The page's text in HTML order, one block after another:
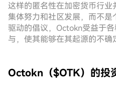
这样的匿名性在加密货币行
集体努力和社区发展，而不是
驱动的倡议，Octokn受益于
与，使其能够在其起源的不确
Octokn（$OTK）的投